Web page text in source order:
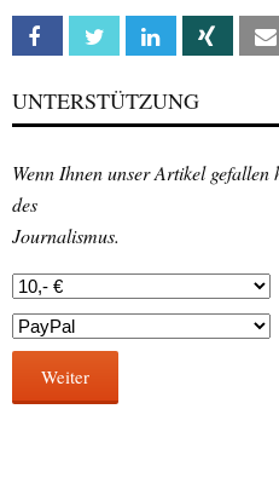
Facebook Twitter Linkedin Xing
UNTERSTÜTZUNG
Wenn Ihnen unser Artikel
des
Journalismus.
Weiter